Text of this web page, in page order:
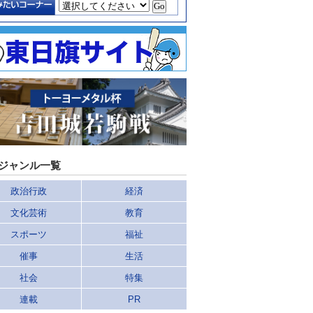
ャンル一覧
政治行政 経済
文化芸術 教育
スポーツ 福祉
催事 生活
社会 特集
連載 PR